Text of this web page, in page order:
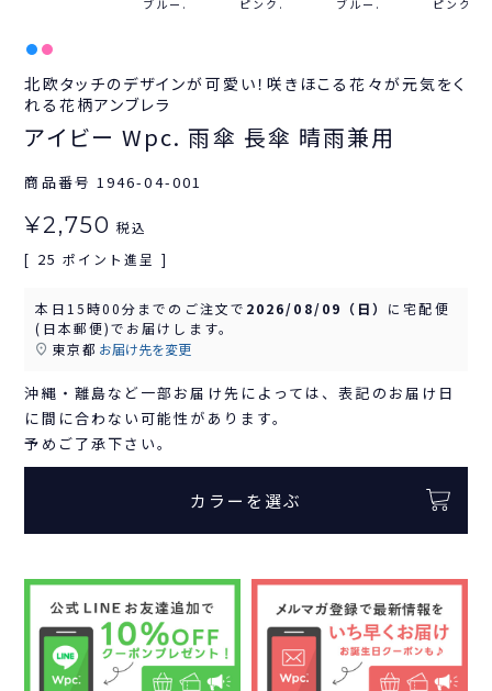
ブルー. ピンク. ブルー. ピンク.
北欧タッチのデザインが可愛い！咲きほこる花々が元気をく
れる花柄アンブレラ
アイビー Wpc. 雨傘 長傘 晴雨兼用
商品番号 1946-04-001
¥2,750 税込
[ 25 ポイント進呈 ]
本日 15時00分 までのご注文で 2026/08/09（日） に宅配便
(日本郵便)でお届けします。
東京都 お届け先を変更
沖縄・離島など一部お届け先によっては、表記のお届け日
に間に合わない可能性があります。
予めご了承下さい。
カラーを選ぶ